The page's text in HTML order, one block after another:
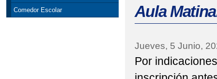
Comedor Escolar
Aula
Jueves, 5 Junio,
Por